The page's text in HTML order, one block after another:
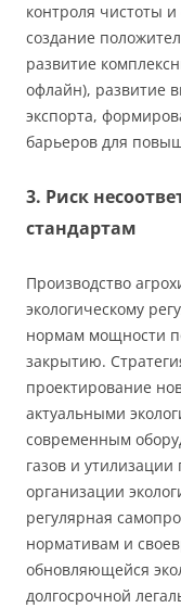
контроля чистоты
создание
развитие
офлайн), развитие
экспорта,
барьеров для
3. Риск
стандартам
Производство
экологическому
нормам мощности
закрытию.
проектирование
актуальными
современным
газов и
организации
регулярная
нормативам и
обновляющейся
долгосрочной